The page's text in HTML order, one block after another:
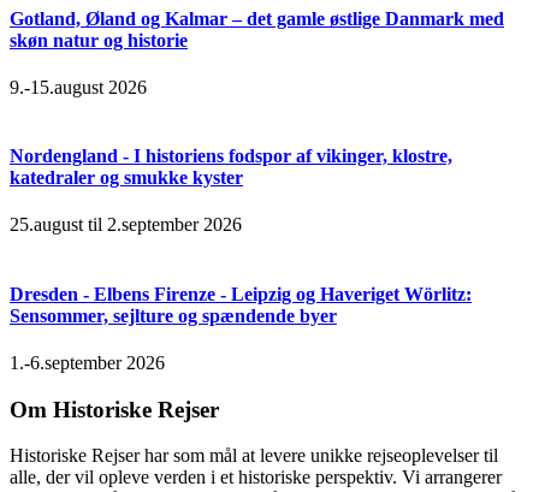
Gotland, Øland og Kalmar – det gamle østlige Danmark med
skøn natur og historie
9.-15.august 2026
Nordengland - I historiens fodspor af vikinger, klostre,
katedraler og smukke kyster
25.august til 2.september 2026
Dresden - Elbens Firenze - Leipzig og Haveriget Wörlitz:
Sensommer, sejlture og spændende byer
1.-6.september 2026
Om Historiske Rejser
Historiske Rejser har som mål at levere unikke rejseoplevelser til
alle, der vil opleve verden i et historiske perspektiv. Vi arrangerer